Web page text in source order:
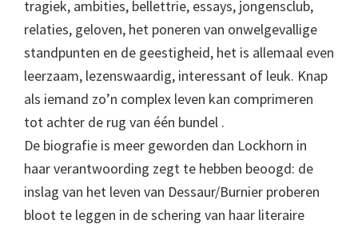
tragiek, ambities, bellettrie, essays, jongensclub,
relaties, geloven, het poneren van onwelgevallige
standpunten en de geestigheid, het is allemaal even
leerzaam, lezenswaardig, interessant of leuk. Knap
als iemand zo’n complex leven kan comprimeren
tot achter de rug van één bundel .
De biografie is meer geworden dan Lockhorn in
haar verantwoording zegt te hebben beoogd: de
inslag van het leven van Dessaur/Burnier proberen
bloot te leggen in de schering van haar literaire